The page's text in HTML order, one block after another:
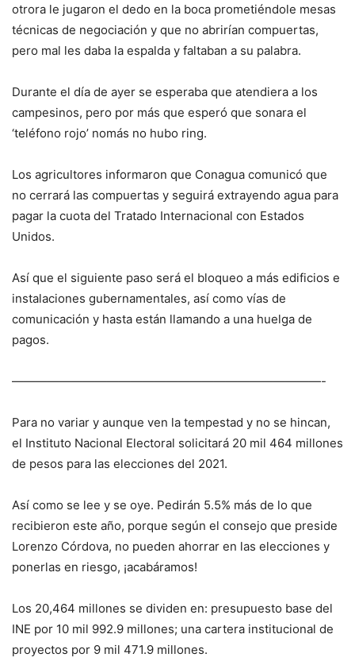
otrora le jugaron el dedo en la boca prometiéndole mesas
técnicas de negociación y que no abrirían compuertas,
pero mal les daba la espalda y faltaban a su palabra.
Durante el día de ayer se esperaba que atendiera a los
campesinos, pero por más que esperó que sonara el
‘teléfono rojo’ nomás no hubo ring.
Los agricultores informaron que Conagua comunicó que
no cerrará las compuertas y seguirá extrayendo agua para
pagar la cuota del Tratado Internacional con Estados
Unidos.
Así que el siguiente paso será el bloqueo a más edificios e
instalaciones gubernamentales, así como vías de
comunicación y hasta están llamando a una huelga de
pagos.
——————————————————————————-
Para no variar y aunque ven la tempestad y no se hincan,
el Instituto Nacional Electoral solicitará 20 mil 464 millones
de pesos para las elecciones del 2021.
Así como se lee y se oye. Pedirán 5.5% más de lo que
recibieron este año, porque según el consejo que preside
Lorenzo Córdova, no pueden ahorrar en las elecciones y
ponerlas en riesgo, ¡acabáramos!
Los 20,464 millones se dividen en: presupuesto base del
INE por 10 mil 992.9 millones; una cartera institucional de
proyectos por 9 mil 471.9 millones.